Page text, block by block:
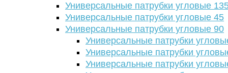
Универсальные патрубки угловые
Универсальные патрубки угловые 45
Универсальные патрубки угловые 90
Универсальные патрубки
Универсальные патрубки
Универсальные патрубки